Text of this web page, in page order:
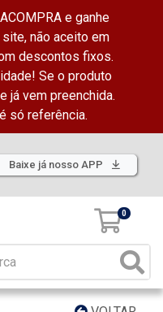
e ganhe
não aceito em
descontos fixos.
Se o produto
já vem preenchida.
só referência.
Baixe já nosso APP
0